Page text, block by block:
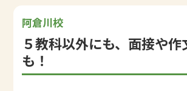
阿倉川校
５教科以外にも、面接や作
も！